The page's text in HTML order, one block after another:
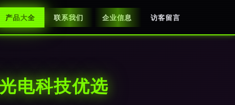
产品大全 联系我们 企业信息 访客留言
电科技优选